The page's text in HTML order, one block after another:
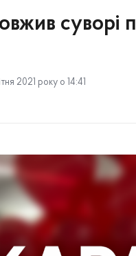
суворі
2021 року о 14:41